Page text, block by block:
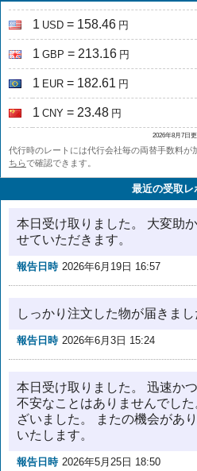
1 USD = 158.46 円
1 GBP = 213.16 円
1 EUR = 182.61 円
1 CNY = 23.48 円
2026年8月7日
代行時のレートには代行会社毎の両替手数料が
ちらで確認できます。
最近の受取レ
本日受け取りました。 大変助
せていただきます。
報告日時 2026年6月19日 16:57
しっかり注文した物が届きま
報告日時 2026年6月3日 15:24
本日受け取りました。 迅速か
不安なことはありませんでし
ざいました。 またの機会があ
いたします。
報告日時 2026年5月25日 18:50